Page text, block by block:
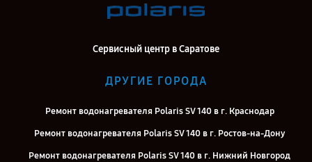
Сервисный центр в Саратове
ДРУГИЕ ГОРОДА
Ремонт водонагревателя Polaris SV 140 в г. Краснодар
Ремонт водонагревателя Polaris SV 140 в г. Ростов-на-Дону
Ремонт водонагревателя Polaris SV 140 в г. Нижний Новгород